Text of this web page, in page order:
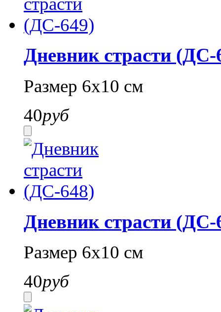
Дневник страсти (ДС-
Размер 6х10 см
40руб
Дневник страсти (ДС-
Размер 6х10 см
40руб